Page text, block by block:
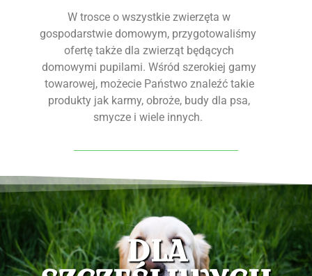
Dla gołębi
Dla koni
Nawozy
Sucha zabudowa
Rury i kanalizacja
Kleje
KONTAKTW trosce o wszystkie zwierzęta w
gospodarstwie domowym, przygotowaliśmy
ofertę także dla zwierząt będących
domowymi pupilami. Wśród szerokiej gamy
towarowej, możecie Państwo znaleźć takie
produkty jak karmy, obroże, budy dla psa,
smycze i wiele innych.
DLA